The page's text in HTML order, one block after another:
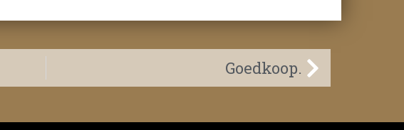
Goedkoop.